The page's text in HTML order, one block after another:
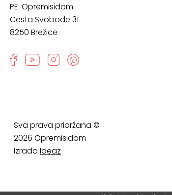
PE: Opremisidom
Cesta Svobode 31
8250 Brežice
Sva prava pridržana ©
2026 Opremisidom
Izrada Ideaz